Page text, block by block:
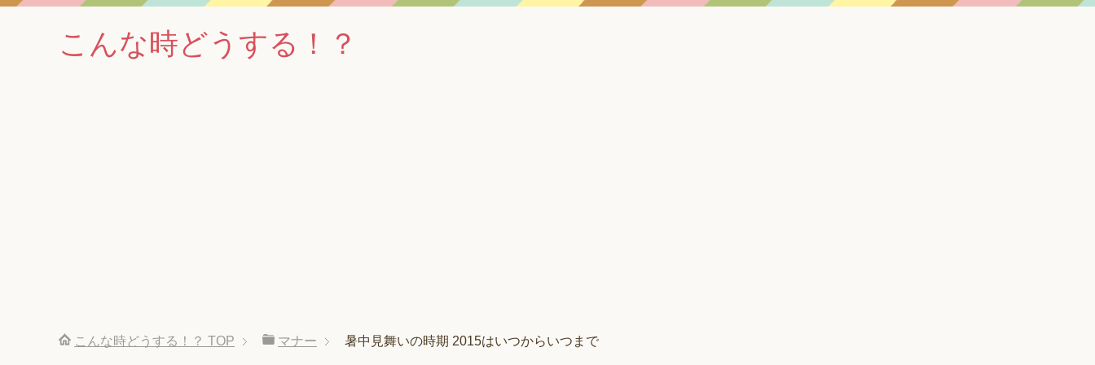
こんな時どうする！？
こんな時どうする！？ TOP マナー 暑中見舞いの時期 2015はいつからいつまで